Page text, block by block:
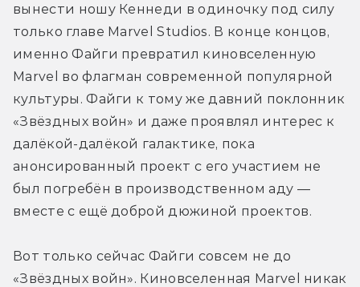
вынести ношу Кеннеди в одиночку под силу
только главе Marvel Studios. В конце концов,
именно Файги превратил киновселенную
Marvel во флагман современной популярной
культуры. Файги к тому же давний поклонник
«Звёздных войн» и даже проявлял интерес к
далёкой-далёкой галактике, пока
анонсированный проект с его участием не
был погребён в производственном аду —
вместе с ещё доброй дюжиной проектов.
Вот только сейчас Файги совсем не до
«Звёздных войн». Киновселенная Marvel никак